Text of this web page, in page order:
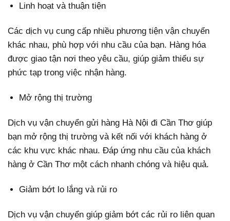
Linh hoạt và thuận tiện
Các dịch vụ cung cấp nhiều phương tiện vận chuyển
khác nhau, phù hợp với nhu cầu của bạn. Hàng hóa
được giao tận nơi theo yêu cầu, giúp giảm thiểu sự
phức tạp trong việc nhận hàng.
Mở rộng thị trường
Dịch vụ vận chuyển gửi hàng Hà Nội đi Cần Thơ giúp
bạn mở rộng thị trường và kết nối với khách hàng ở
các khu vực khác nhau. Đáp ứng nhu cầu của khách
hàng ở Cần Thơ một cách nhanh chóng và hiệu quả.
Giảm bớt lo lắng và rủi ro
Dịch vụ vận chuyển giúp giảm bớt các rủi ro liên quan